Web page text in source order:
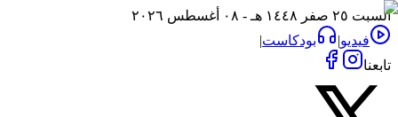
السبت ٢٥ صفر ١٤٤٨ هـ - ٠٨ أغسطس ٢٠٢٦
فيديو| بودكاست|
تابعنا